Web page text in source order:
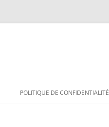
POLITIQUE DE CONFIDENTIALITÉ